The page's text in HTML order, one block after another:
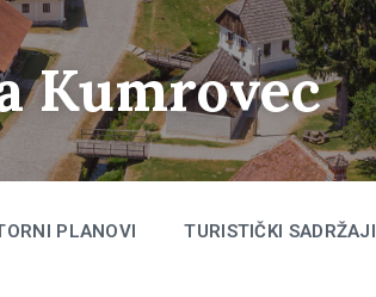
Kumrovec
PLANOVI TURISTIČKI SADRŽAJI